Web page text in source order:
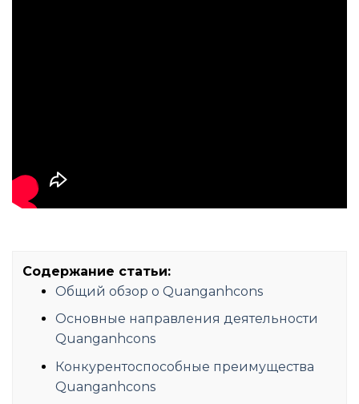
Содержание статьи:
Общий обзор о Quanganhcons
Основные направления деятельности
Quanganhcons
Конкурентоспособные преимущества
Quanganhcons